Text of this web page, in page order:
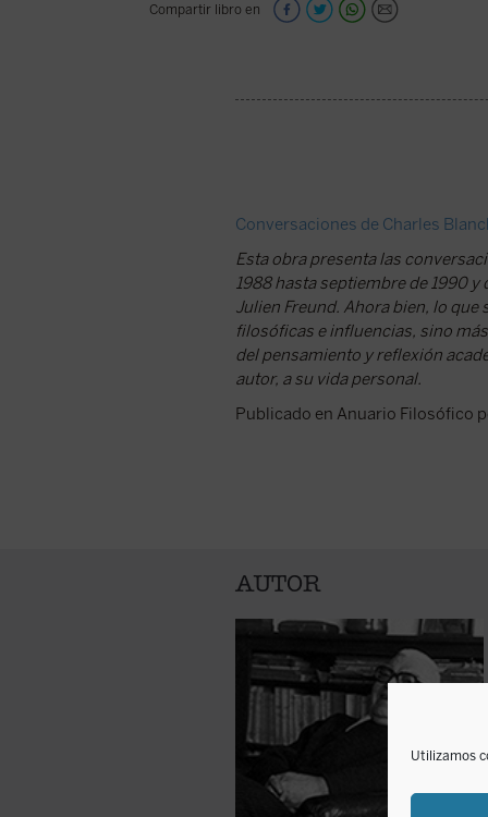
Utilizamos
Compartir libro en
Conversaciones de Charles
Esta obra presenta las
1988 hasta septiembre de 1990
Julien Freund. Ahora bien, lo
filosóficas e influencias, sino
del pensamiento y reflexión
autor, a su vida personal.
Publicado en Anuario Filosófico
AUTOR